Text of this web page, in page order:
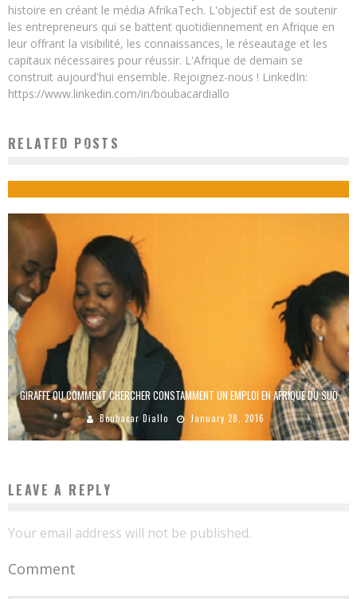
histoire en créant le média AfrikaTech. L'objectif est de soutenir
les entrepreneurs qui se battent quotidiennement en Afrique en
leur offrant la visibilité, les connaissances, le réseautage et les
capitaux nécessaires pour réussir. L'Afrique de demain se
construit aujourd'hui ensemble. Rejoignez-nous ! LinkedIn:
https://www.linkedin.com/in/boubacardiallo
RELATED POSTS
SÉCURITÉ : L’AFRIQUE, UN LABORATOIRE POUR DE NOUVELLES TIC ?
GIRAFFE OU COMMENT CHERCHER CONSTAMMENT UN EMPLOI EN AFRIQUE DU SUD
Boubacar Diallo January 28, 2016
LEAVE A REPLY
Your email address will not be published.
Comment